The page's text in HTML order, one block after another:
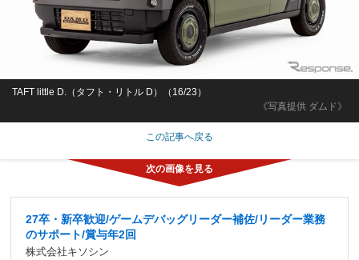
《写真提供 ダムド》
TAFT little D.（タフト・リトル D）（16/23）
この記事へ戻る
27卒・新卒歓迎/ゲームデバッグリーダー補佐/リーダー業務
のサポート/賞与年2回
株式会社キソシン